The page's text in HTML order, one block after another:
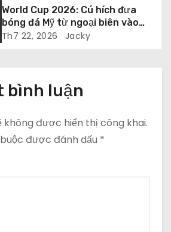
World Cup 2026: Cú hích đưa
bóng đá Mỹ từ ngoại biên vào
trung tâm
Th7 22, 2026 Jacky
bình luận
không được hiển thị công khai.
được đánh dấu *